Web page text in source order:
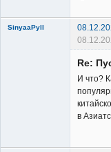
SinyaaPyll
Re:
И что?
в